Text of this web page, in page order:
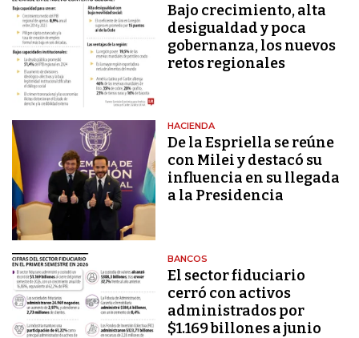
Bajo crecimiento, alta
desigualdad y poca
gobernanza, los nuevos
retos regionales
HACIENDA
De la Espriella se reúne
con Milei y destacó su
influencia en su llegada
a la Presidencia
BANCOS
El sector fiduciario
cerró con activos
administrados por
$1.169 billones a junio